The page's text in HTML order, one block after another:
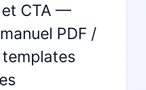
et CTA —
PDF /